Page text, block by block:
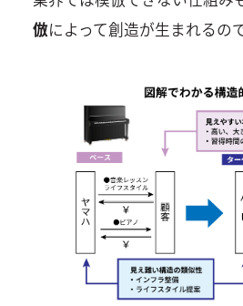
倣によって創造が生まれるので